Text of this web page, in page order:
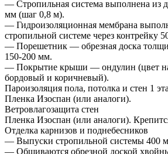
— Стропильная система выполнена из
мм (шаг 0,8 м).
— Гидроизоляционная мембрана
стропильной системе через контрейку
— Порешетник — обрезная доска
150-200 мм.
— Покрытие крыши — ондулин (цвет
бордовый и коричневый).
Пароизоляция пола, потолка и стен 1
Пленка Изоспан (или аналоги).
Ветровлагозащита стен
Пленка Изоспан (или аналоги).
Отделка карнизов и поднебесников
— Выпуски стропильной системы 400
— Обшиваются обрезной доской